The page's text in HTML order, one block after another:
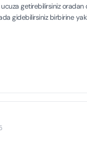
getirebilirsiniz oradan
gidebilirsiniz birbirine